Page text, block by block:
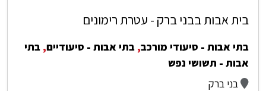
בית אבות בבני ברק - עטרת רימונים
בתי אבות - סיעודי מורכב, בתי אבות - סיעודיים, בתי
אבות - תשושי נפש
בני ברק